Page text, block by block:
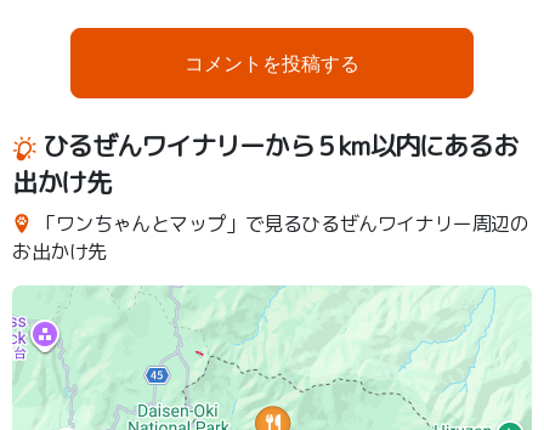
コメントを投稿する
ひるぜんワイナリーから５km以内にあるお
出かけ先
「ワンちゃんとマップ」で見るひるぜんワイナリー周辺の
お出かけ先